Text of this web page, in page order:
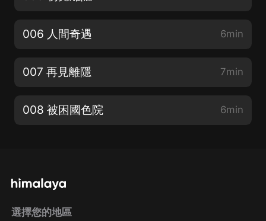
006 人間奇遇 6min
007 再見離隱 7min
008 被困國色院 6min
選擇您的地區